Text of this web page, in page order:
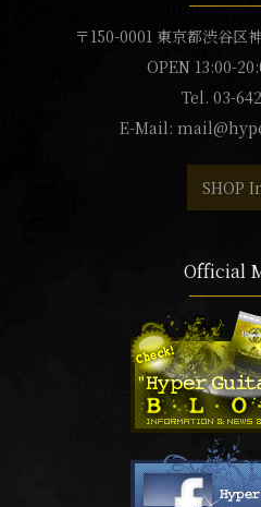
〒150-0001 東京都渋谷区
OPEN 13:00-
Tel. 03-
E-Mail:
SHOP
Official